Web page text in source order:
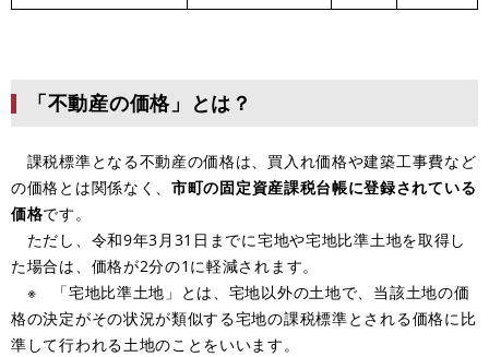
「不動産の価格」とは？
課税標準となる不動産の価格は、買入れ価格や建築工事費など
の価格とは関係なく、 市町の固定資産課税台帳に登録されている
価格です。
ただし、令和9年3月31日までに宅地や宅地比準土地を取得し
た場合は、価格が2分の1に軽減されます。
※ 「宅地比準土地」とは、宅地以外の土地で、当該土地の価
格の決定がその状況が類似する宅地の課税標準とされる価格に比
準して行われる土地のことをいいます。